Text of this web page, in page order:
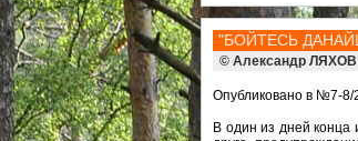
"БОЙТЕСЬ
© Александр ЛЯХОВ
Опубликовано в №7-8/
В один из дней конца